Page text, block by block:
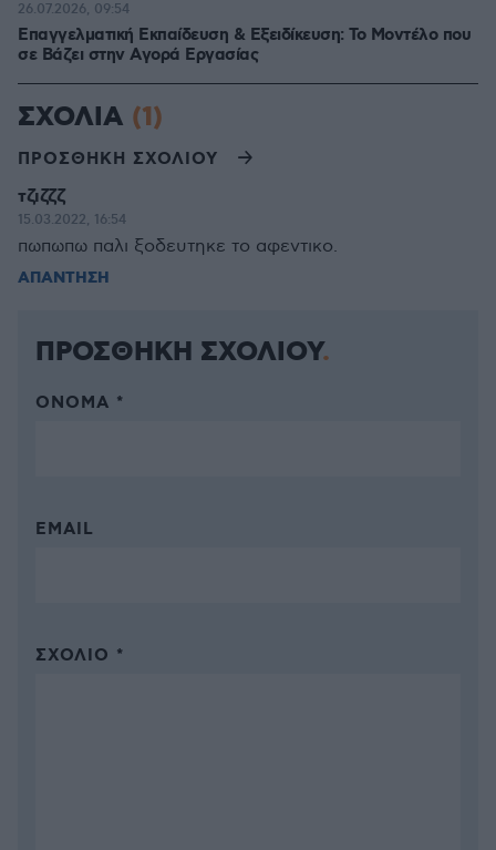
Επαγγελματική Εκπαίδευση & Εξειδίκευση: Το Mοντέλο που
σε Bάζει στην Aγορά Eργασίας
26.07.2026, 09:54
ΣΧΟΛΙΑ (1)
ΠΡΟΣΘΗΚΗ ΣΧΟΛΙΟΥ
τζιζζζ
15.03.2022, 16:54
πωπωπω παλι ξοδευτηκε το αφεντικο.
ΑΠΑΝΤΗΣΗ
ΠΡΟΣΘΗΚΗ ΣΧΟΛΙΟΥ
ΌΝΟΜΑ *
EMAIL
ΣΧΌΛΙΟ *